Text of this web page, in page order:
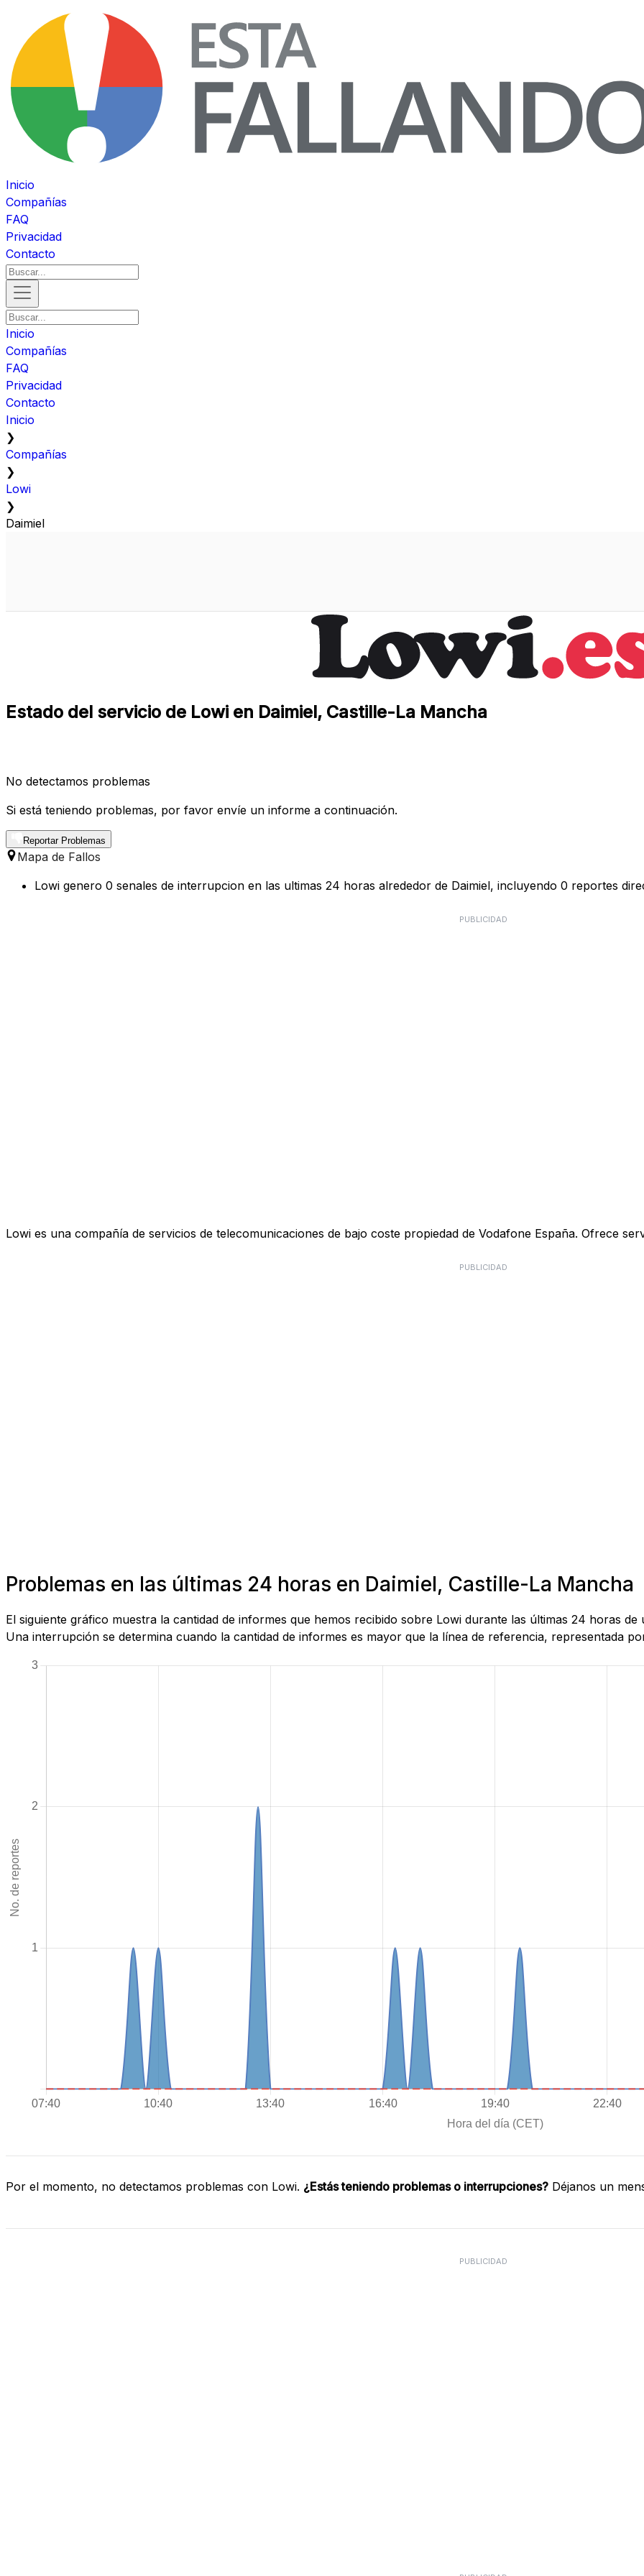
Inicio
Compañías
FAQ
Privacidad
Contacto
Inicio
Compañías
FAQ
Privacidad
Contacto
Inicio
❯
Compañías
❯
Lowi
❯
Daimiel
Estado del servicio de Lowi en Daimiel, Castille-La Mancha
No detectamos problemas
Si está teniendo problemas, por favor envíe un informe a continuación.
Reportar Problemas
Mapa de Fallos
Lowi genero 0 senales de interrupcion en las ultimas 24 horas alrededor de Daimiel, incluyendo 0 reportes
PUBLICIDAD
Lowi es una compañía de servicios de telecomunicaciones de bajo coste propiedad de Vodafone España. Ofrece
PUBLICIDAD
Problemas en las últimas 24 horas en Daimiel, Castille-La Mancha
El siguiente gráfico muestra la cantidad de informes que hemos recibido sobre Lowi durante las últimas 24 horas
Una interrupción se determina cuando la cantidad de informes es mayor que la línea de referencia, representada
Por el momento, no detectamos problemas con Lowi. ¿Estás teniendo problemas o interrupciones? Déjanos un
PUBLICIDAD